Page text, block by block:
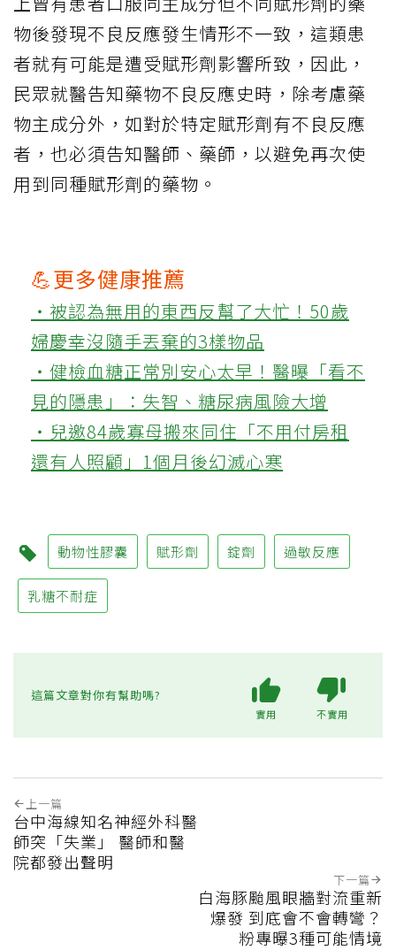
物後發現不良反應發生情形不一致，這類患
者就有可能是遭受賦形劑影響所致，因此，
民眾就醫告知藥物不良反應史時，除考慮藥
物主成分外，如對於特定賦形劑有不良反應
者，也必須告知醫師、藥師，以避免再次使
用到同種賦形劑的藥物。
💪更多健康推薦
‧被認為無用的東西反幫了大忙！50歲
婦慶幸沒隨手丟棄的3樣物品
‧健檢血糖正常別安心太早！醫曝「看不
見的隱患」：失智、糖尿病風險大增
‧兒邀84歲寡母搬來同住「不用付房租
還有人照顧」1個月後幻滅心寒
動物性膠囊 賦形劑 錠劑 過敏反應
乳糖不耐症
這篇文章對你有幫助嗎?
實用 不實用
上一篇
台中海線知名神經外科醫
師突「失業」 醫師和醫
院都發出聲明
下一篇
白海豚颱風眼牆對流重新
爆發 到底會不會轉彎？
粉專曝3種可能情境